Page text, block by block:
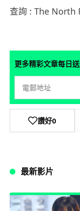
查詢 : The North
更多精彩文章每日
讚好0
最新影片